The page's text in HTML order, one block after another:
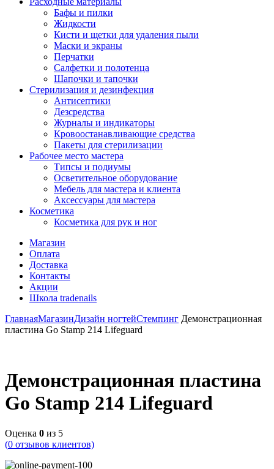
Бафы и пилки
Жидкости
Кисти и щетки для удаления пыли
Маски и экраны
Перчатки
Салфетки и полотенца
Шапочки и тапочки
Стерилизация и дезинфекция
Антисептики
Дезсредства
Журналы и индикаторы
Кровоостанавливающие средства
Пакеты для стерилизации
Рабочее место мастера
Типсы и подиумы
Осветительное оборудование
Мебель для мастера и клиента
Аксессуары для мастера
Косметика
Косметика для рук и ног
Магазин
Оплата
Доставка
Контакты
Акции
Школа tradenails
ГлавнаяМагазинДизайн ногтейСтемпинг Демонстрационная
пластина Go Stamp 214 Lifeguard
Демонстрационная пластина
Go Stamp 214 Lifeguard
Оценка 0 из 5
(0 отзывов клиентов)